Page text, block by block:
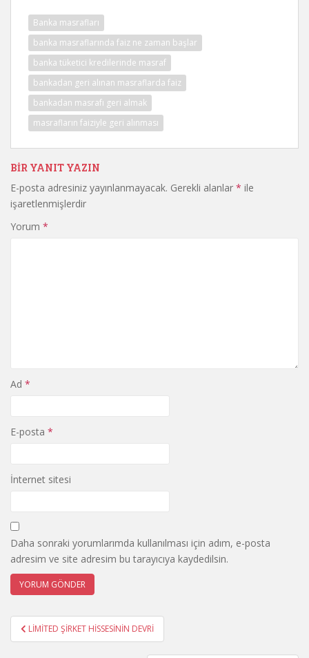
Banka masrafları
banka masraflarında faiz ne zaman başlar
banka tüketici kredilerinde masraf
bankadan geri alınan masraflarda faiz
bankadan masrafı geri almak
masrafların faiziyle geri alınması
BIR YANIT YAZIN
E-posta adresiniz yayınlanmayacak. Gerekli alanlar * ile
işaretlenmişlerdir
Yorum *
Ad *
E-posta *
İnternet sitesi
Daha sonraki yorumlarımda kullanılması için adım, e-posta
adresim ve site adresim bu tarayıcıya kaydedilsin.
Yazı
gezinmesi
LİMİTED ŞİRKET HİSSESİNİN DEVRİ